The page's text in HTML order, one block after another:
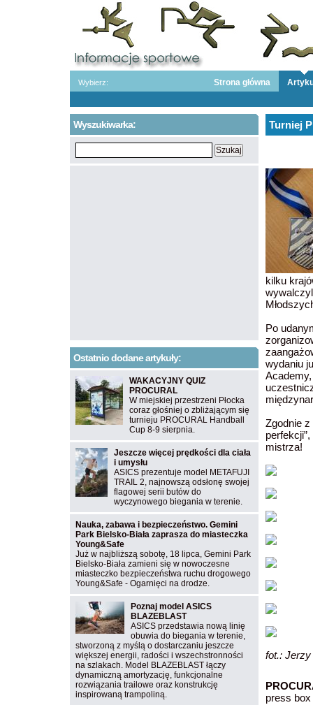
Wybierz: Strona główna
Turniej
kilku
Po
wydaniu
Zgodnie z
mistrza!
fot.: Jerzy
press box
Wyszukiwarka:
Ostatnio dodane artykuły:
WAKACYJNY QUIZ
PROCURAL
W miejskiej przestrzeni Płocka
coraz głośniej o zbliżającym się
turnieju PROCURAL Handball
Cup 8-9 sierpnia.
Jeszcze więcej prędkości dla ciała
i umysłu
ASICS prezentuje model METAFUJI
TRAIL 2, najnowszą odsłonę swojej
flagowej serii butów do
wyczynowego biegania w terenie.
Nauka, zabawa i bezpieczeństwo. Gemini
Park Bielsko-Biała zaprasza do miasteczka
Young&Safe
Już w najbliższą sobotę, 18 lipca, Gemini Park
Bielsko-Biała zamieni się w nowoczesne
miasteczko bezpieczeństwa ruchu drogowego
Young&Safe - Ogarnięci na drodze.
Poznaj model ASICS
BLAZEBLAST
ASICS przedstawia nową linię
obuwia do biegania w terenie,
stworzoną z myślą o dostarczaniu jeszcze
większej energii, radości i wszechstronności
na szlakach. Model BLAZEBLAST łączy
dynamiczną amortyzację, funkcjonalne
rozwiązania trailowe oraz konstrukcję
inspirowaną trampoliną.